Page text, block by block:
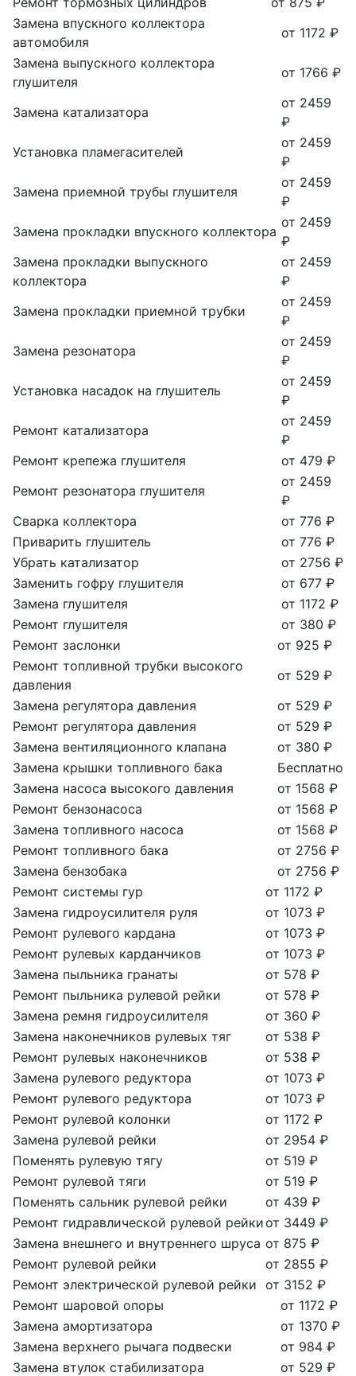
Замена впускного коллектора
автомобиля
от 1172 ₽
Замена выпускного коллектора
глушителя
от 1766 ₽
Замена катализатора
от 2459
₽
Установка пламегасителей
от 2459
₽
Замена приемной трубы глушителя
от 2459
₽
Замена прокладки впускного коллектора
от 2459
₽
Замена прокладки выпускного
коллектора
от 2459
₽
Замена прокладки приемной трубки
от 2459
₽
Замена резонатора
от 2459
₽
Установка насадок на глушитель
от 2459
₽
Ремонт катализатора
от 2459
₽
Ремонт крепежа глушителя
от 479 ₽
Ремонт резонатора глушителя
от 2459
₽
Сварка коллектора
от 776 ₽
Приварить глушитель
от 776 ₽
Убрать катализатор
от 2756 ₽
Заменить гофру глушителя
от 677 ₽
Замена глушителя
от 1172 ₽
Ремонт глушителя
от 380 ₽
Ремонт заслонки
от 925 ₽
Ремонт топливной трубки высокого
давления
от 529 ₽
Замена регулятора давления
от 529 ₽
Ремонт регулятора давления
от 529 ₽
Замена вентиляционного клапана
от 380 ₽
Замена крышки топливного бака
Бесплатно
Замена насоса высокого давления
от 1568 ₽
Ремонт бензонасоса
от 1568 ₽
Замена топливного насоса
от 1568 ₽
Ремонт топливного бака
от 2756 ₽
Замена бензобака
от 2756 ₽
Ремонт системы гур
от 1172 ₽
Замена гидроусилителя руля
от 1073 ₽
Ремонт рулевого кардана
от 1073 ₽
Ремонт рулевых карданчиков
от 1073 ₽
Замена пыльника гранаты
от 578 ₽
Ремонт пыльника рулевой рейки
от 578 ₽
Замена ремня гидроусилителя
от 360 ₽
Замена наконечников рулевых тяг
от 538 ₽
Ремонт рулевых наконечников
от 538 ₽
Замена рулевого редуктора
от 1073 ₽
Ремонт рулевого редуктора
от 1073 ₽
Ремонт рулевой колонки
от 1172 ₽
Замена рулевой рейки
от 2954 ₽
Поменять рулевую тягу
от 519 ₽
Ремонт рулевой тяги
от 519 ₽
Поменять сальник рулевой рейки
от 439 ₽
Ремонт гидравлической рулевой рейкиот 3449 ₽
Замена внешнего и внутреннего шруса от 875 ₽
Ремонт рулевой рейки
от 2855 ₽
Ремонт электрической рулевой рейки от 3152 ₽
Ремонт шаровой опоры
от 1172 ₽
Замена амортизатора
от 1370 ₽
Замена верхнего рычага подвески
от 984 ₽
Замена втулок стабилизатора
от 529 ₽